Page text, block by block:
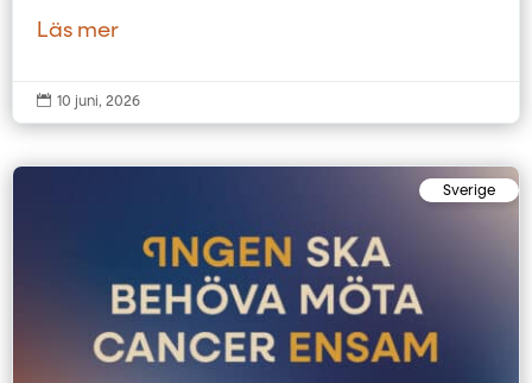
Läs mer
 10 juni, 2026
Sverige